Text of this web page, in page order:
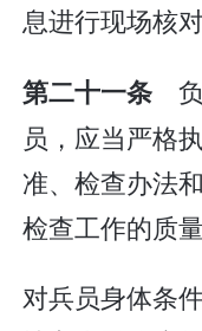
息进行现场核对
第二十一条
员，应当严格
准、检查办法
检查工作的质量
对兵员身体条